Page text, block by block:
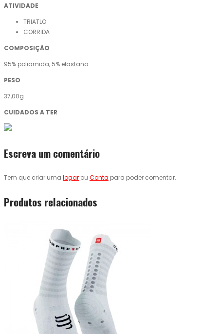
ATIVIDADE
TRIATLO
CORRIDA
COMPOSIÇÃO
95% poliamida, 5% elastano
PESO
37,00g
CUIDADOS A TER
Escreva um comentário
Tem que criar uma logar ou Conta para poder comentar.
Produtos relacionados